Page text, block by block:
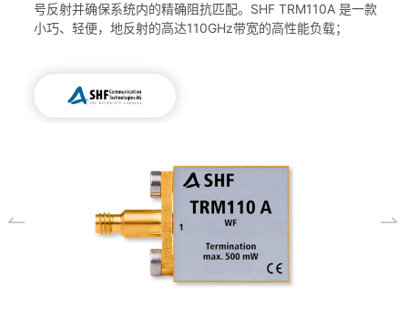
号反射并确保系统内的精确阻抗匹配。SHF TRM110A 是一款
小巧、轻便，地反射的高达110GHz带宽的高性能负载；